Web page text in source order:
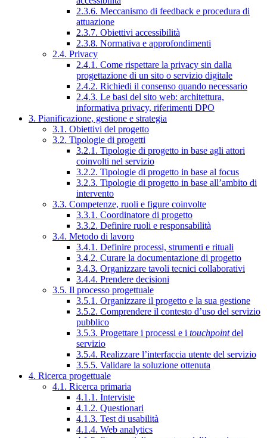
2.3.6. Meccanismo di feedback e procedura di
attuazione
2.3.7. Obiettivi accessibilità
2.3.8. Normativa e approfondimenti
2.4. Privacy
2.4.1. Come rispettare la privacy sin dalla
progettazione di un sito o servizio digitale
2.4.2. Richiedi il consenso quando necessario
2.4.3. Le basi del sito web: architettura,
informativa privacy, riferimenti DPO
3. Pianificazione, gestione e strategia
3.1. Obiettivi del progetto
3.2. Tipologie di progetti
3.2.1. Tipologie di progetto in base agli attori
coinvolti nel servizio
3.2.2. Tipologie di progetto in base al focus
3.2.3. Tipologie di progetto in base all’ambito di
intervento
3.3. Competenze, ruoli e figure coinvolte
3.3.1. Coordinatore di progetto
3.3.2. Definire ruoli e responsabilità
3.4. Metodo di lavoro
3.4.1. Definire processi, strumenti e rituali
3.4.2. Curare la documentazione di progetto
3.4.3. Organizzare tavoli tecnici collaborativi
3.4.4. Prendere decisioni
3.5. Il processo progettuale
3.5.1. Organizzare il progetto e la sua gestione
3.5.2. Comprendere il contesto d’uso del servizio
pubblico
3.5.3. Progettare i processi e i touchpointdel
servizio
3.5.4. Realizzare l’interfaccia utente del servizio
3.5.5. Validare la soluzione ottenuta
4. Ricerca progettuale
4.1. Ricerca primaria
4.1.1. Interviste
4.1.2. Questionari
4.1.3. Test di usabilità
4.1.4. Web analytics